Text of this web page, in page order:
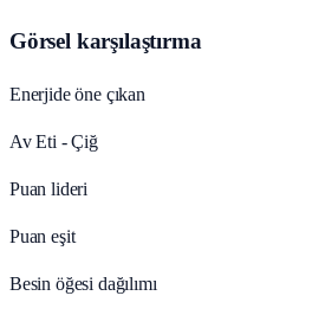
Görsel karşılaştırma
Enerjide öne çıkan
Av Eti - Çiğ
Puan lideri
Puan eşit
Besin öğesi dağılımı